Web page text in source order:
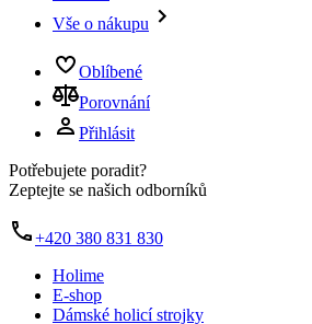
Vše o nákupu
Oblíbené
Porovnání
Přihlásit
Potřebujete poradit?
Zeptejte se našich odborníků
+420 380 831 830
Holime
E-shop
Dámské holicí strojky